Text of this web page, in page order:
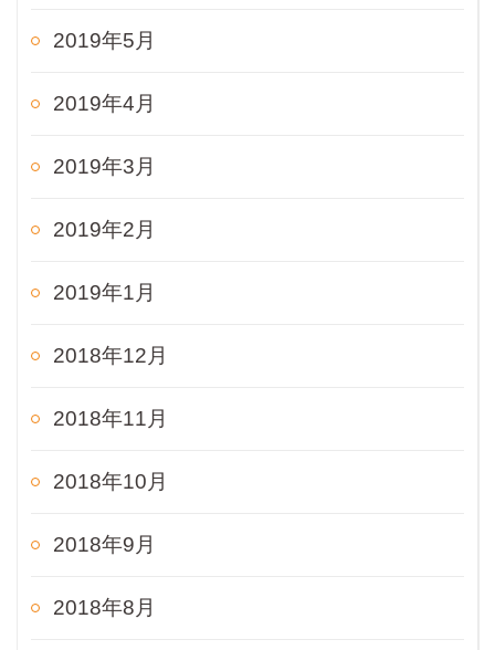
2019年5月
2019年4月
2019年3月
2019年2月
2019年1月
2018年12月
2018年11月
2018年10月
2018年9月
2018年8月